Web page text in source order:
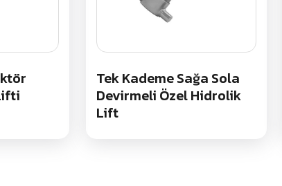
Tek Kademe Sağa Sola
Devirmeli Özel Hidrolik
Lift